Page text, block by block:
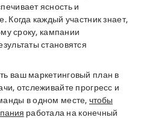
ясность и
Когда каждый участник знает,
сроку, кампании
становятся
ваш маркетинговый план в
отслеживайте прогресс и
в одном месте, чтобы
работала на конечный